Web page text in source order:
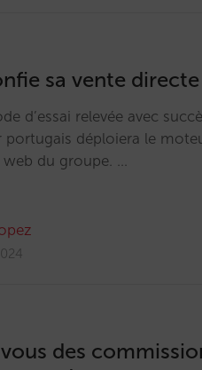
sa vente
d’essai relevée avec
déploiera le
web du groupe. …
des